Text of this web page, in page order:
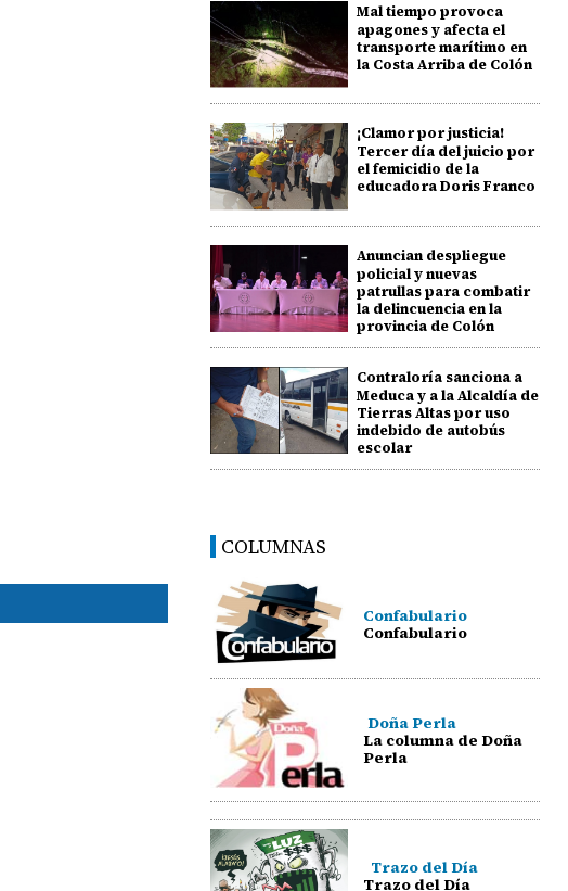
Mal tiempo provoca
apagones y afecta el
transporte marítimo en
la Costa Arriba de Colón
¡Clamor por justicia!
Tercer día del juicio por
el femicidio de la
educadora Doris Franco
Anuncian despliegue
policial y nuevas
patrullas para combatir
la delincuencia en la
provincia de Colón
Contraloría sanciona a
Meduca y a la Alcaldía de
Tierras Altas por uso
indebido de autobús
escolar
COLUMNAS
Confabulario
Confabulario
Doña Perla
La columna de Doña
Perla
Trazo del Día
Trazo del Día